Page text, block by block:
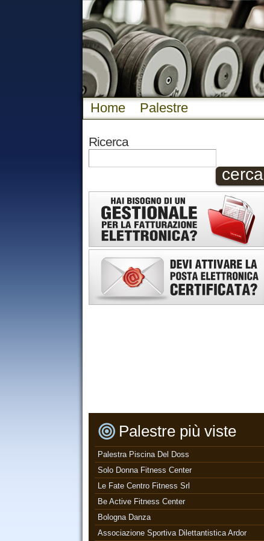
Home Palestre
Ricerca
cerca
Palestre più viste
Palestra Piscina Del Doss
Solo Donna Fitness Center
Le Fate Centro Fitness Srl
Be Active Fitness Center
Bologna Danza
Associazione Sportiva Dilettantistica Ardor